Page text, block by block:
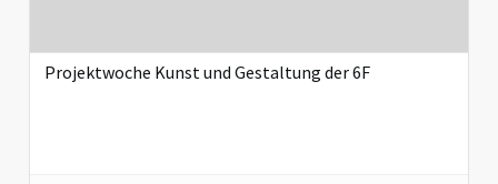
Projektwoche Kunst und Gestaltung der 6F